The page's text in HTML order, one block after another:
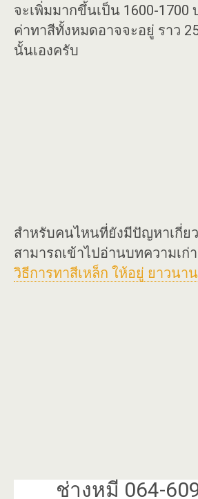
จะเพิ่มมากขึ้นเป็น 1600-1700
ค่าทาสีทั้งหมดอาจจะอยู่ ราว
นั้นเองครับ
สำหรับคนไหนที่ยังมีปัญหาเกี่ย
สามารถเข้าไปอ่านบทความเก่
วิธีการทาสีเหล็ก ให้อยู่ ยาวนา
ช่างหมี 064-